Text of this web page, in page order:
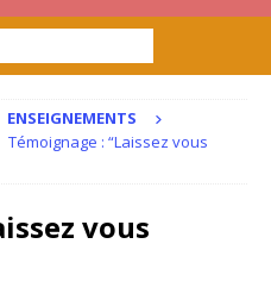
ENSEIGNEMENTS
Témoignage : “Laissez vous
vous